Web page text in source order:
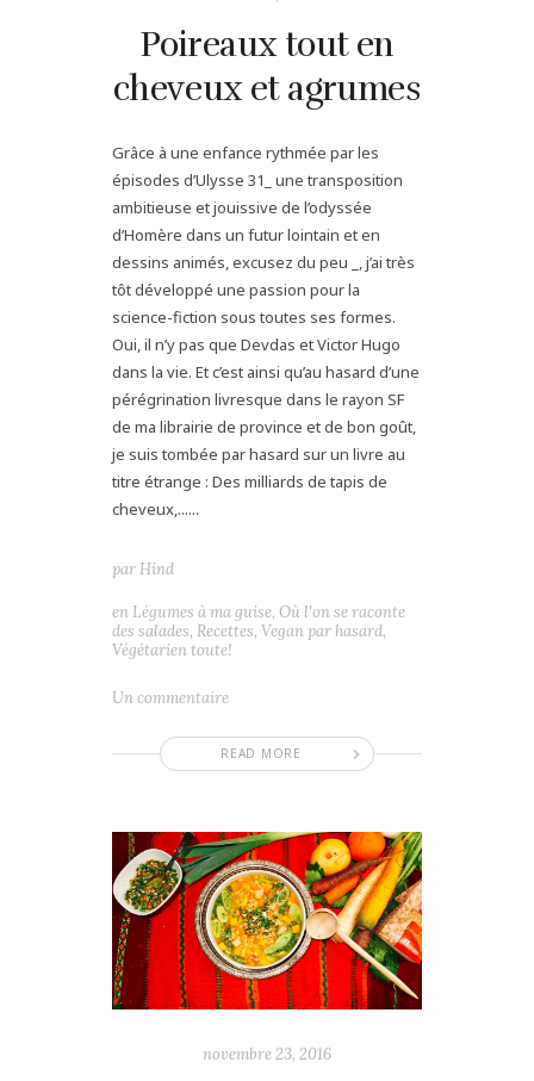
Poireaux tout en
cheveux et agrumes
Grâce à une enfance rythmée par les
épisodes d’Ulysse 31_ une transposition
ambitieuse et jouissive de l’odyssée
d’Homère dans un futur lointain et en
dessins animés, excusez du peu _, j’ai très
tôt développé une passion pour la
science-fiction sous toutes ses formes.
Oui, il n’y pas que Devdas et Victor Hugo
dans la vie. Et c’est ainsi qu’au hasard d’une
pérégrination livresque dans le rayon SF
de ma librairie de province et de bon goût,
je suis tombée par hasard sur un livre au
titre étrange : Des milliards de tapis de
cheveux,......
READ MORE
par Hind
en Légumes à ma guise, Où l'on se raconte
des salades, Recettes, Vegan par hasard,
Végétarien toute!
Un commentaire
novembre 23, 2016